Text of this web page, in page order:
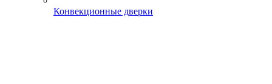
Конвекционные дверки